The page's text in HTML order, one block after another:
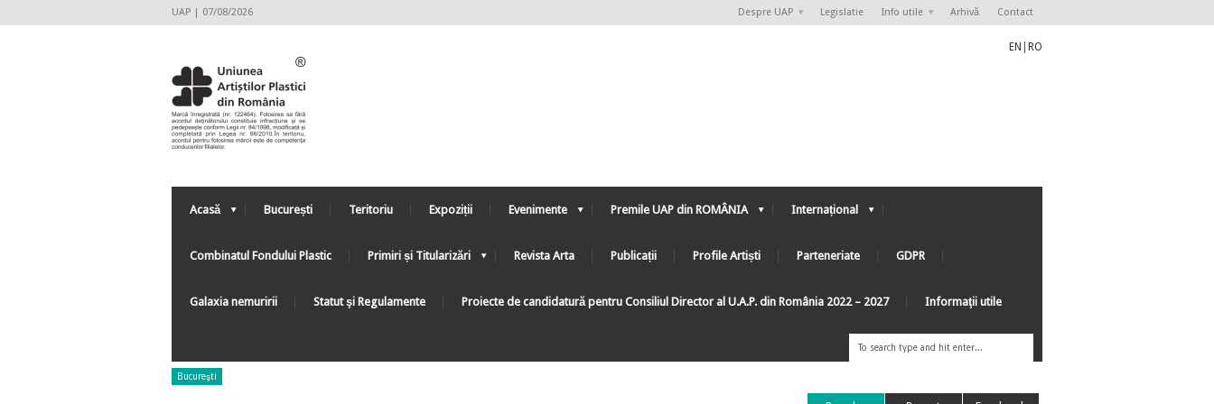
UAP | 07/08/2026 Despre UAP Legislatie Info utile Arhivă Contact
EN RO
Acasă București Teritoriu Expoziții Evenimente Premile UAP din ROMÂNIA Internațional
Combinatul Fondului Plastic Primiri și Titularizări Revista Arta Publicații Profile Artiști Parteneriate GDPR
Galaxia nemuririi Statut şi Regulamente Proiecte de candidatură pentru Consiliul Director al U.A.P. din România 2022 – 2027 Informaţii utile
Bucureşti